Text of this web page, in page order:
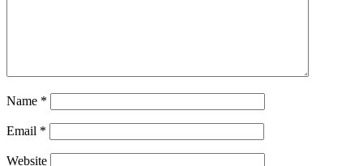
Name *
Email *
Website